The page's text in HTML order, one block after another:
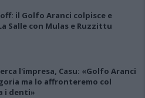
il Golfo Aranci colpisce e
Salle con Mulas e Ruzzittu
l'impresa, Casu: «Golfo Aranci
ma lo affronteremo col
i denti»